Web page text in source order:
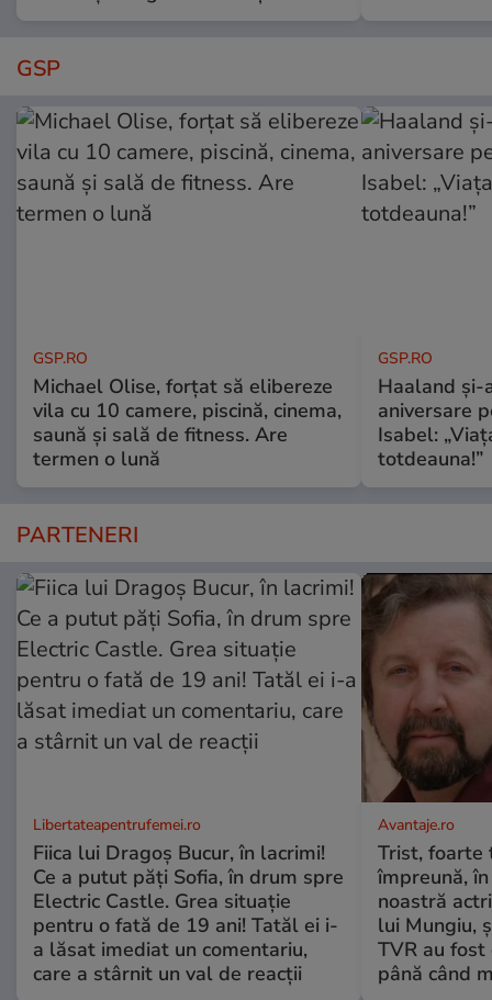
GSP
GSP.RO
Michael Olise, forțat să elibereze
vila cu 10 camere, piscină, cinema,
saună și sală de fitness. Are
termen o lună
GSP.RO
Haaland
aniversare
Isabel:
totdeauna!”
PARTENERI
Libertateapentrufemei.ro
Fiica lui Dragoș Bucur, în lacrimi!
Ce a putut păți Sofia, în drum spre
Electric Castle. Grea situație
pentru o fată de 19 ani! Tatăl ei i-
a lăsat imediat un comentariu,
care a stârnit un val de reacții
Avantaje.ro
Trist, foarte
împreună,
noastră
lui Mungiu,
TVR au
până când